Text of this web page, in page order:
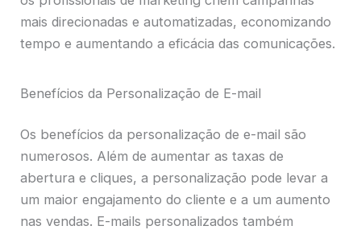
mais direcionadas e automatizadas, economizando
tempo e aumentando a eficácia das comunicações.
Benefícios da Personalização de E-mail
Os benefícios da personalização de e-mail são
numerosos. Além de aumentar as taxas de
abertura e cliques, a personalização pode levar a
um maior engajamento do cliente e a um aumento
nas vendas. E-mails personalizados também